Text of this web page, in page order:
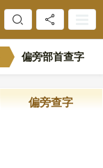
偏旁部首查字
偏旁查字